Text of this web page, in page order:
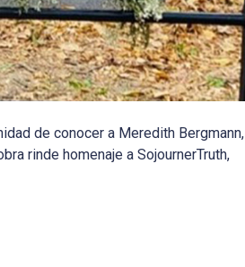
de conocer a Meredith Bergmann,
rinde homenaje a SojournerTruth,